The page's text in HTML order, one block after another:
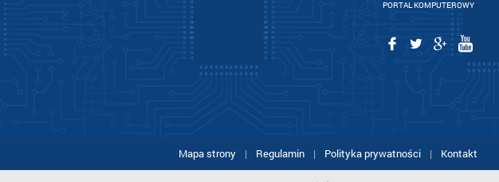
PORTAL KOMPUTEROWY
Mapa strony | Regulamin | Polityka prywatności | Kontakt